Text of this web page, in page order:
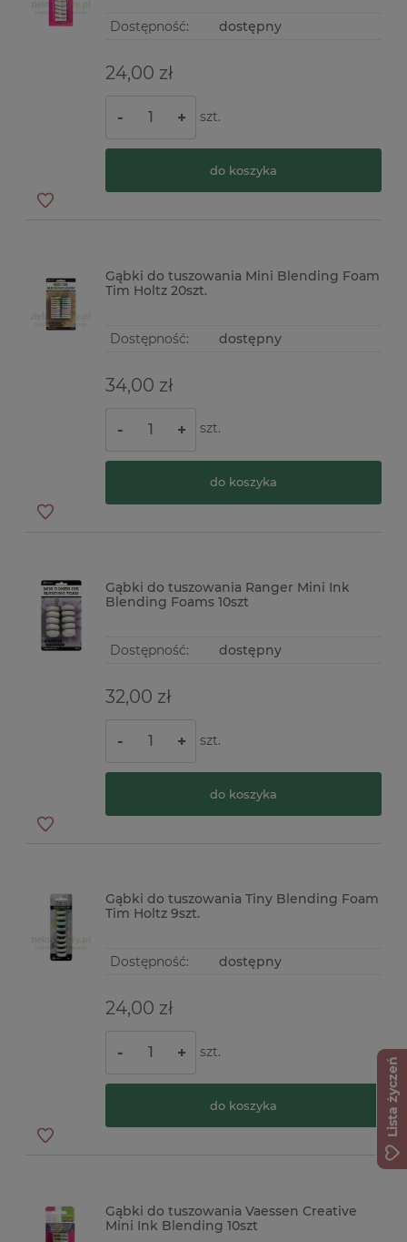
Dostępność: dostępny
24,00 zł
- + szt.
do koszyka
Gąbki do tuszowania Mini Blending Foam
Tim Holtz 20szt.
Dostępność: dostępny
34,00 zł
- + szt.
do koszyka
Gąbki do tuszowania Ranger Mini Ink
Blending Foams 10szt
Dostępność: dostępny
32,00 zł
- + szt.
do koszyka
Gąbki do tuszowania Tiny Blending Foam
Tim Holtz 9szt.
Dostępność: dostępny
24,00 zł
- + szt.
do koszyka
Gąbki do tuszowania Vaessen Creative
Mini Ink Blending 10szt
Lista życzeń